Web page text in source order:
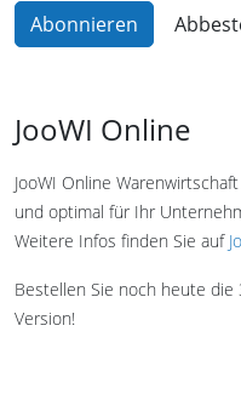
JooWI Online
JooWI Online
und optimal für Ihr
Weitere Infos finden Sie auf
Bestellen Sie noch heute die
Version!